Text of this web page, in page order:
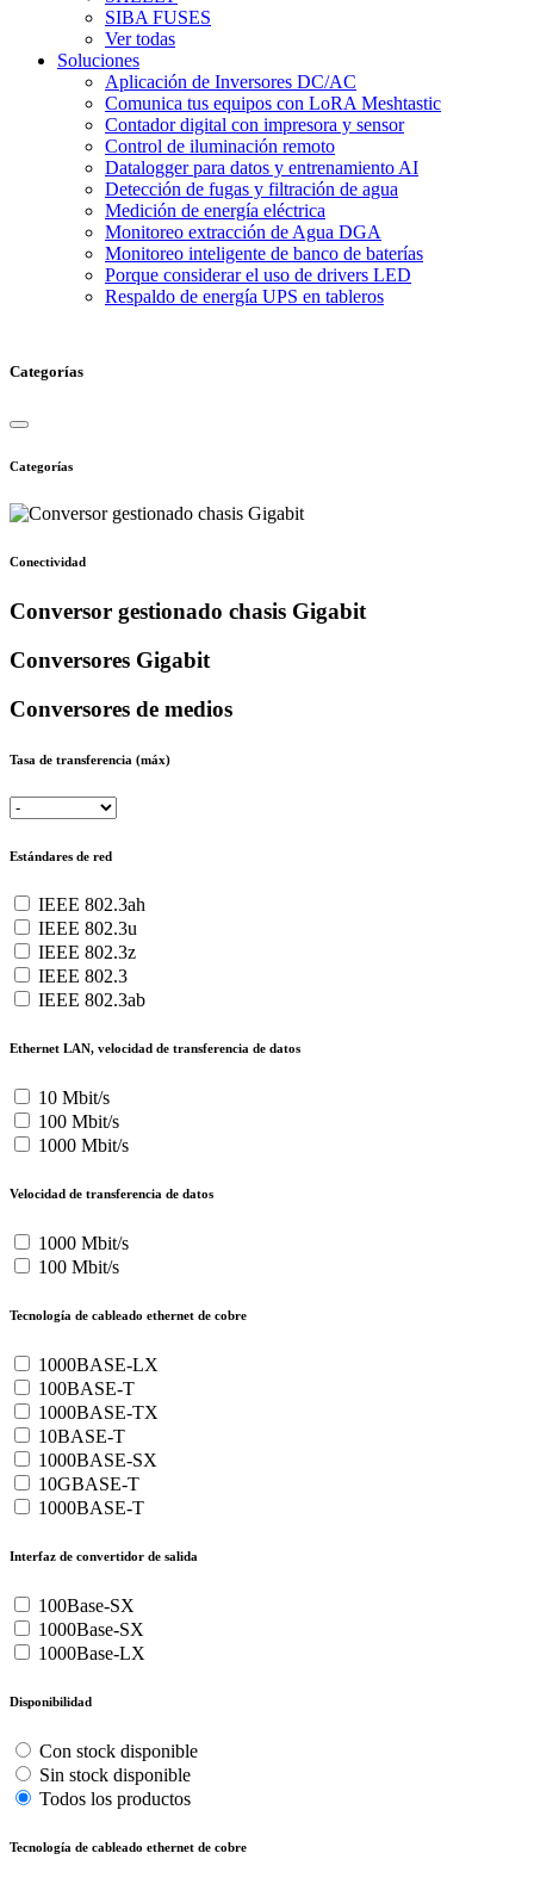
SIBA FUSES
Ver todas
Soluciones
Aplicación de Inversores DC/AC
Comunica tus equipos con LoRA Meshtastic
Contador digital con impresora y sensor
Control de iluminación remoto
Datalogger para datos y entrenamiento AI
Detección de fugas y filtración de agua
Medición de energía eléctrica
Monitoreo extracción de Agua DGA
Monitoreo inteligente de banco de baterías
Porque considerar el uso de drivers LED
Respaldo de energía UPS en tableros
Categorías
Categorías
Conectividad
Conversor gestionado chasis Gigabit
Conversores Gigabit
Conversores de medios
Tasa de transferencia (máx)
Estándares de red
IEEE 802.3ah
IEEE 802.3u
IEEE 802.3z
IEEE 802.3
IEEE 802.3ab
Ethernet LAN, velocidad de transferencia de datos
10 Mbit/s
100 Mbit/s
1000 Mbit/s
Velocidad de transferencia de datos
1000 Mbit/s
100 Mbit/s
Tecnología de cableado ethernet de cobre
1000BASE-LX
100BASE-T
1000BASE-TX
10BASE-T
1000BASE-SX
10GBASE-T
1000BASE-T
Interfaz de convertidor de salida
100Base-SX
1000Base-SX
1000Base-LX
Disponibilidad
Con stock disponible
Sin stock disponible
Todos los productos
Tecnología de cableado ethernet de cobre